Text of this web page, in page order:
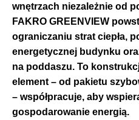
wnętrzach niezależnie od
FAKRO GREENVIEW
ograniczaniu strat ciepła,
energetycznej budynku
na poddaszu. To
element – od pakietu
– współpracuje, aby
gospodarowanie energią.